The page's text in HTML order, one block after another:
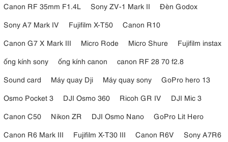
Canon RF 35mm F1.4L
Sony ZV-1 Mark II
Đèn Godox
Sony A7 Mark IV
Fujifilm X-T50
Canon R10
Canon G7 X Mark III
Micro Rode Micro Shure
Fujifilm instax
ống kính sony
ống kính canon
canon RF 28 70 f2.8
Sound card
Máy quay Dji Máy quay sony
GoPro hero 13
Osmo Pocket 3
DJI Osmo 360 Ricoh GR IV
DJI Mic 3
Canon C50
Nikon ZR DJI Osmo Nano
GoPro Lit Hero
Canon R6 Mark III
Fujifilm X-T30 III Canon R6V
Sony A7R6